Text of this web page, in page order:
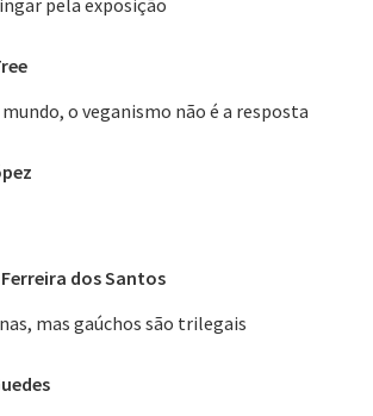
pela exposição
mundo, o veganismo não é a resposta
dos Santos
mas gaúchos são trilegais